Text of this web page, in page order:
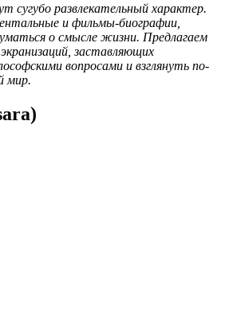
сугубо развлекательный характер.
и фильмы-биографии,
о смысле жизни. Предлагаем
заставляющих
вопросами и взглянуть по-
мир.